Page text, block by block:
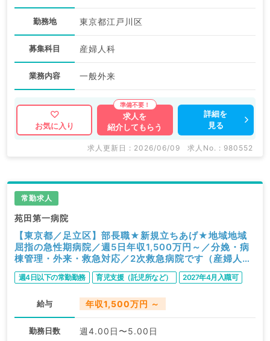
勤務地 東京都江戸川区
募集科目 産婦人科
業務内容 一般外来
お気に入り
求人を
紹介してもらう
詳細を
見る
求人更新日 : 2026/06/09 求人No. : 980552
常勤求人
苑田第一病院
【東京都／足立区】部長職★新規立ちあげ★地域地域
屈指の急性期病院／週5日年収1,500万円～／分娩・病
棟管理・外来・救急対応／2次救急病院です（産婦人科
／常勤）
週4日以下の常勤勤務 育児支援（託児所など） 2027年4月入職可
給与 年収1,500万円 ～
勤務日数 週4.00日〜5.00日